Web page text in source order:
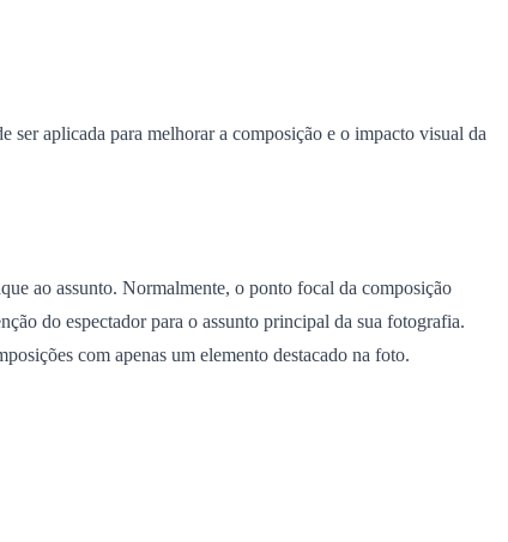
ser aplicada para melhorar a composição e o impacto visual da
ao assunto. Normalmente, o ponto focal da composição
do espectador para o assunto principal da sua fotografia.
com apenas um elemento destacado na foto.